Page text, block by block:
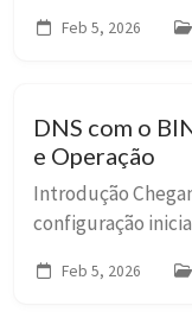
gerar manifestos
Feb 5, 2026
DNS com o
e Operação
Introdução
configuração
configuração e
Feb 5, 2026